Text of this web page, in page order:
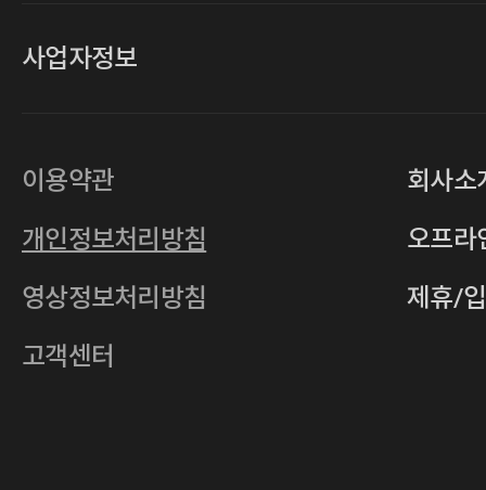
사업자정보
사업자등록번호
통신판매업
2011-서울중구-0149
주소 서울특별시 중구 다산로14길 12 (신당
호스팅사업자
이용약관
개인정보처리방침
영상정보처리방침
고객센터
회사소
오프라
제휴/